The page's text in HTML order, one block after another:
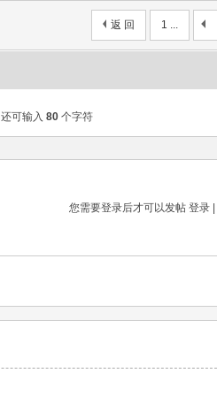
1 ...
返 回
还可输入 80 个字符
您需要登录后才可以发帖 登录